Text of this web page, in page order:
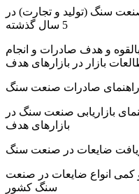
سنگ (تولید و تجارت) در
5 سال گذشته
و هدف صادرات و انجام
بازار در بازارهای هدف
صادرات صنعت سنگ
بازاریابی صنعت سنگ در
بازارهای هدف
انواع ضایعات در صنعت
سنگ کشور